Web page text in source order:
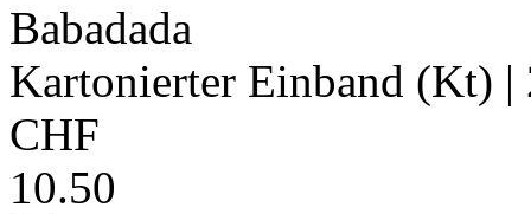
Babadada
Kartonierter Einband (Kt) |
CHF
10.50